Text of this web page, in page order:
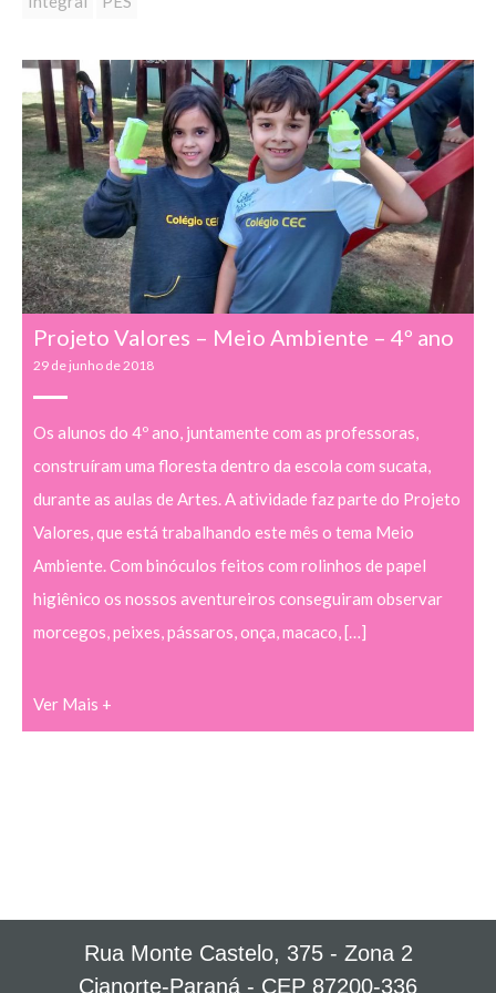
Projeto Valores – Meio Ambiente – 4º ano
29 de junho de 2018
Os alunos do 4º ano, juntamente com as professoras,
construíram uma floresta dentro da escola com sucata,
durante as aulas de Artes. A atividade faz parte do Projeto
Valores, que está trabalhando este mês o tema Meio
Ambiente. Com binóculos feitos com rolinhos de papel
higiênico os nossos aventureiros conseguiram observar
morcegos, peixes, pássaros, onça, macaco, […]
Ver Mais +
Rua Monte Castelo, 375 - Zona 2
Cianorte-Paraná - CEP 87200-336